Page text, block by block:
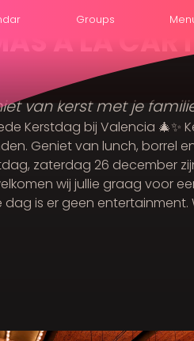
Groups
A LA
van kerst met je
Kerstdag bij Valencia 🎄✨
Geniet van lunch, borrel
zaterdag 26 december
wij jullie graag voor
dag is er geen entertainment.